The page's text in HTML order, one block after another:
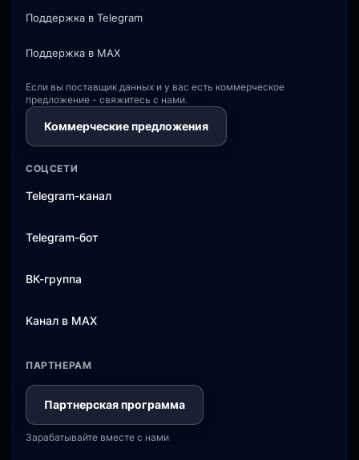
Поддержка в Telegram
Поддержка в MAX
Если вы поставщик данных и у вас есть коммерческое
предложение - свяжитесь с нами.
Коммерческие предложения
СОЦСЕТИ
Telegram-канал
Telegram-бот
ВК-группа
Канал в MAX
ПАРТНЕРАМ
Партнерская программа
Зарабатывайте вместе с нами